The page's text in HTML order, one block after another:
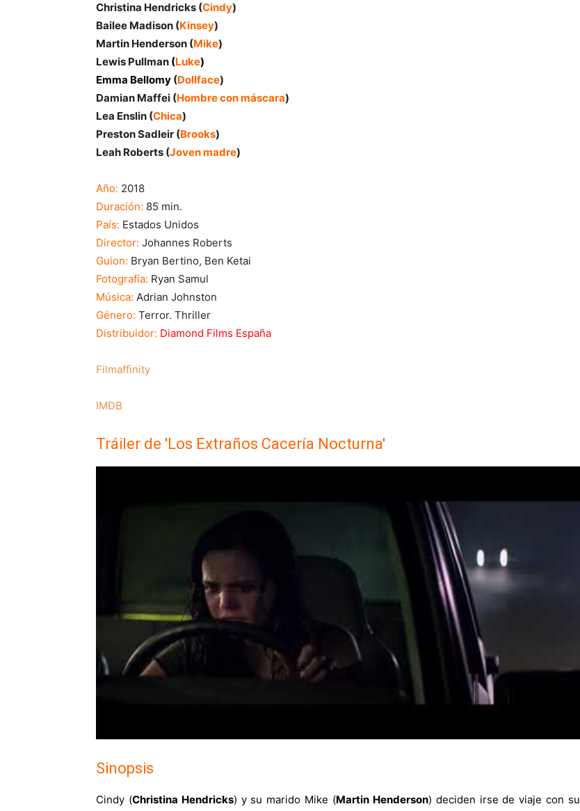
Christina Hendricks (Cindy)
Bailee Madison (Kinsey)
Martin Henderson (Mike)
Lewis Pullman (Luke)
Emma Bellomy (Dollface)
Damian Maffei (Hombre con máscara)
Lea Enslin (Chica)
Preston Sadleir (Brooks)
Leah Roberts (Joven madre)
Año: 2018
Duración: 85 min.
País: Estados Unidos
Director: Johannes Roberts
Guion: Bryan Bertino, Ben Ketai
Fotografía: Ryan Samul
Música: Adrian Johnston
Género: Terror. Thriller
Distribuidor: Diamond Films España
Filmaffinity
IMDB
Tráiler de 'Los Extraños Cacería Nocturna'
Sinopsis
Cindy (Christina Hendricks) y su marido Mike (Martin Henderson) deciden irse de viaje con su